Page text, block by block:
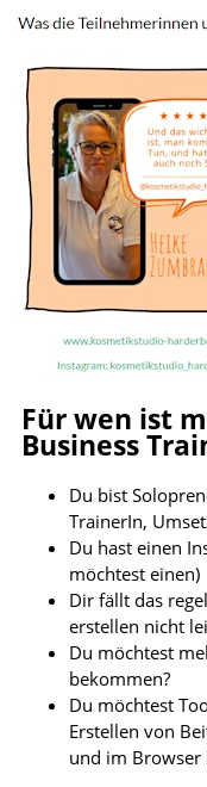
Für wen ist
Business
Du bist
TrainerIn,
Du hast einen
möchtest einen)
Dir fällt das
erstellen nicht
Du möchtest
bekommen?
Du möchtest
Erstellen von
und im Browser